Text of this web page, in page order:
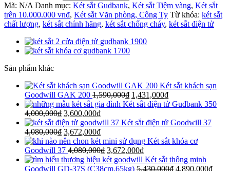
Mã: N/A Danh mục: Két sắt Gudbank, Két sắt Tiệm vàng, Két sắt
trên 10.000.000 vnđ, Két sắt Văn phòng, Công Ty Từ khóa: két sắt
chất lượng, két sắt chính hãng, két sắt chống cháy, két sắt điện tử
Sản phẩm khác
Két sắt khách sạn
Goodwill GAK 200 1,590,000₫ 1,431,000₫
Két sắt điện tử Gudbank 350
4,000,000₫ 3,600,000₫
Két sắt điện tử Goodwill 37
4,080,000₫ 3,672,000₫
Két sắt khóa cơ
Goodwill 37 4,080,000₫ 3,672,000₫
Két sắt thông minh
Goodwill GD-37S (C38cm,65kg) 5,430,000₫ 4,890,000₫